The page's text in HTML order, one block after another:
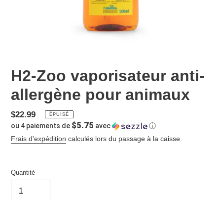
H2-Zoo vaporisateur anti-
allergène pour animaux
Prix
normal
$22.99 ÉPUISÉ
ou 4 paiements de $5.75 avec
ⓘ
Frais d'expédition calculés lors du passage à la caisse.
Quantité